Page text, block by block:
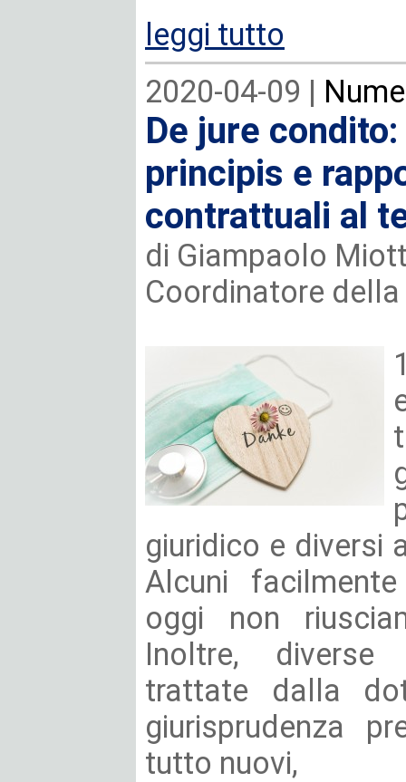
leggi tutto
2020-04-09 |
De jure
principis e
contrattuali al
di Giampaolo
Coordinatore
giuridico e diversi
Alcuni
oggi non
Inoltre, diverse
trattate dalla
giurisprudenza
tutto nuovi,